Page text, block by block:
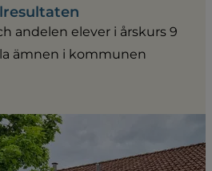
andelen elever i årskurs 9
ämnen i kommunen